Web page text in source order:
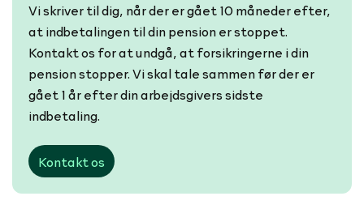
Vi skriver til dig, når der er gået 10 måneder efter,
at indbetalingen til din pension er stoppet.
Kontakt os for at undgå, at forsikringerne i din
pension stopper. Vi skal tale sammen før der er
gået 1 år efter din arbejdsgivers sidste
indbetaling.
Kontakt os